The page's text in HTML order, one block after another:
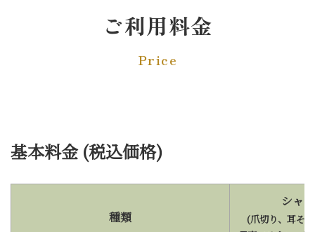
ご利用料金
Price
基本料金 (税込価格)
種類
シャ
(爪切り、耳そ